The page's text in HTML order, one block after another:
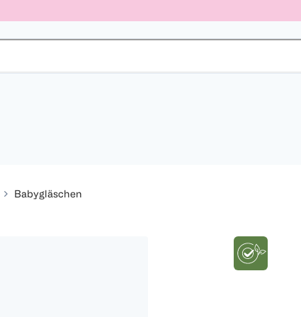
Babygläschen